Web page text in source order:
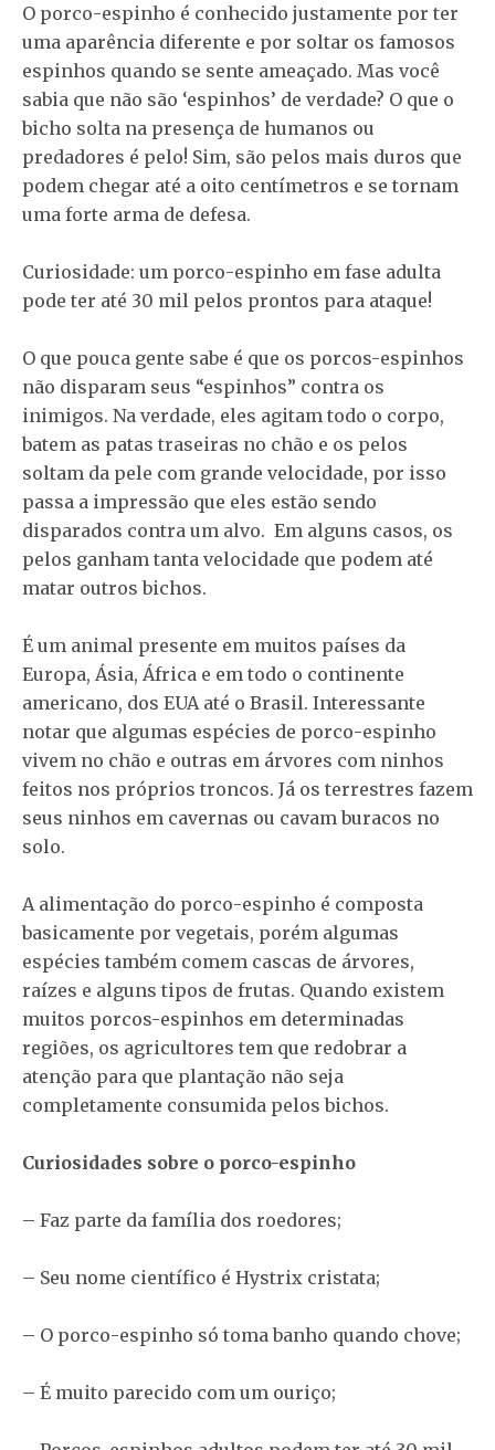
O porco-espinho é conhecido justamente por ter
uma aparência diferente e por soltar os famosos
espinhos quando se sente ameaçado. Mas você
sabia que não são ‘espinhos’ de verdade? O que o
bicho solta na presença de humanos ou
predadores é pelo! Sim, são pelos mais duros que
podem chegar até a oito centímetros e se tornam
uma forte arma de defesa.
Curiosidade: um porco-espinho em fase adulta
pode ter até 30 mil pelos prontos para ataque!
O que pouca gente sabe é que os porcos-espinhos
não disparam seus “espinhos” contra os
inimigos. Na verdade, eles agitam todo o corpo,
batem as patas traseiras no chão e os pelos
soltam da pele com grande velocidade, por isso
passa a impressão que eles estão sendo
disparados contra um alvo. Em alguns casos, os
pelos ganham tanta velocidade que podem até
matar outros bichos.
É um animal presente em muitos países da
Europa, Ásia, África e em todo o continente
americano, dos EUA até o Brasil. Interessante
notar que algumas espécies de porco-espinho
vivem no chão e outras em árvores com ninhos
feitos nos próprios troncos. Já os terrestres fazem
seus ninhos em cavernas ou cavam buracos no
solo.
A alimentação do porco-espinho é composta
basicamente por vegetais, porém algumas
espécies também comem cascas de árvores,
raízes e alguns tipos de frutas. Quando existem
muitos porcos-espinhos em determinadas
regiões, os agricultores tem que redobrar a
atenção para que plantação não seja
completamente consumida pelos bichos.
Curiosidades sobre o porco-espinho
– Faz parte da família dos roedores;
– Seu nome científico é Hystrix cristata;
– O porco-espinho só toma banho quando chove;
– É muito parecido com um ouriço;